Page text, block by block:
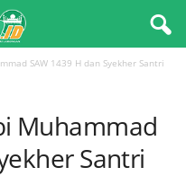
SAW 1439 H dan Syekher Santri
Muhammad
Santri